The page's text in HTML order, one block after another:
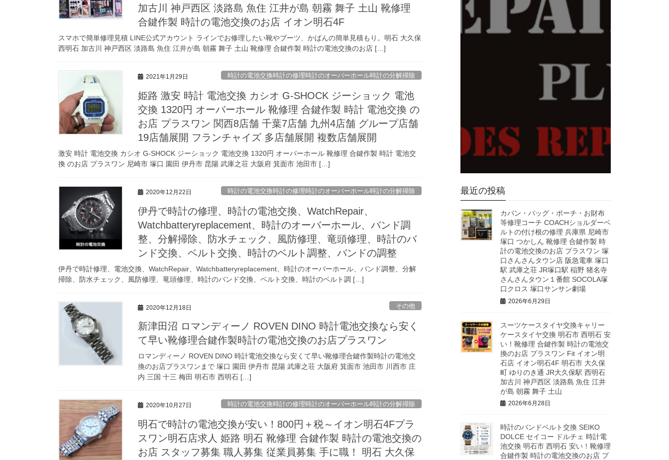
加古川 神戸西区 淡路島 魚住 江井が島 朝霧 舞子 土山 靴修理
合鍵作製 時計の電池交換のお店 イオン明石4F
スマホで簡単修理見積 LINE公式アカウント ラインでお修理したい靴やブーツ、かばんの簡単見積もり。明石 大久保
西明石 加古川 神戸西区 淡路島 魚住 江井が島 朝霧 舞子 土山 靴修理 合鍵作製 時計の電池交換のお店 […]
2021年1月29日 時計の電池交換時計の修理時計のオーバーホール時計の分解掃除
姫路 激安 時計 電池交換 カシオ G-SHOCK ジーショック 電池
交換 1320円 オーバーホール 靴修理 合鍵作製 時計 電池交換 の
お店 プラスワン 関西8店舗 千葉7店舗 九州4店舗 グループ店舗
19店舗展開 フランチャイズ 多店舗展開 複数店舗展開
激安 時計 電池交換 カシオ G-SHOCK ジーショック 電池交換 1320円 オーバーホール 靴修理 合鍵作製 時計 電池交
換 のお店 プラスワン 尼崎市 塚口 園田 伊丹市 昆陽 武庫之荘 大阪府 箕面市 池田市 […]
2020年12月22日 時計の電池交換時計の修理時計のオーバーホール時計の分解掃除
伊丹で時計の修理、時計の電池交換、WatchRepair、
Watchbatteryreplacement、時計のオーバーホール、バンド調
整、分解掃除、防水チェック、風防修理、竜頭修理、時計のバ
ンド交換、ベルト交換、時計のベルト調整、バンドの調整
伊丹で時計修理、電池交換、WatchRepair、Watchbatteryreplacement、時計のオーバーホール、バンド調整、分解
掃除、防水チェック、風防修理、竜頭修理、時計のバンド交換、ベルト交換、時計のベルト調 […]
2020年12月18日 その他
新津田沼 ロマンディーノ ROVEN DINO 時計電池交換なら安く
て早い靴修理合鍵作製時計の電池交換のお店プラスワン
ロマンディーノ ROVEN DINO 時計電池交換なら安くて早い靴修理合鍵作製時計の電池交
換のお店プラスワンまで 塚口 園田 伊丹市 昆陽 武庫之荘 大阪府 箕面市 池田市 川西市 庄
内 三国 十三 梅田 明石市 西明石 […]
2020年10月27日 時計の電池交換時計の修理時計のオーバーホール時計の分解掃除
明石で時計の電池交換が安い！800円＋税～イオン明石4Fプラ
スワン明石店求人 姫路 明石 靴修理 合鍵作製 時計の電池交換の
お店 スタッフ募集 職人募集 従業員募集 手に職！ 明石 大久保
最近の投稿
カバン・バッグ・ポーチ・お財布
等修理コーチ COACHショルダーベ
ルトの付け根の修理 兵庫県 尼崎市
塚口 つかしん 靴修理 合鍵作製 時
計の電池交換のお店 プラスワン 塚
口さんさんタウン店 阪急電車 塚口
駅 武庫之荘 JR塚口駅 稲野 猪名寺
さんさんタウン１番館 SOCOLA塚
口クロス 塚口サンサン劇場
2026年6月29日
スーツケースタイヤ交換キャリー
ケースタイヤ交換 明石市 西明石 安
い！靴修理 合鍵作製 時計の電池交
換のお店 プラスワン Fit イオン明
石店 イオン明石4F 明石市 大久保
町 ゆりのき通 JR大久保駅 西明石
加古川 神戸西区 淡路島 魚住 江井
が島 朝霧 舞子 土山
2026年6月28日
時計のバンドベルト交換 SEIKO
DOLCE セイコー ドルチェ 時計電
池交換 明石市 西明石 安い！靴修理
合鍵作製 時計の電池交換のお店 プ